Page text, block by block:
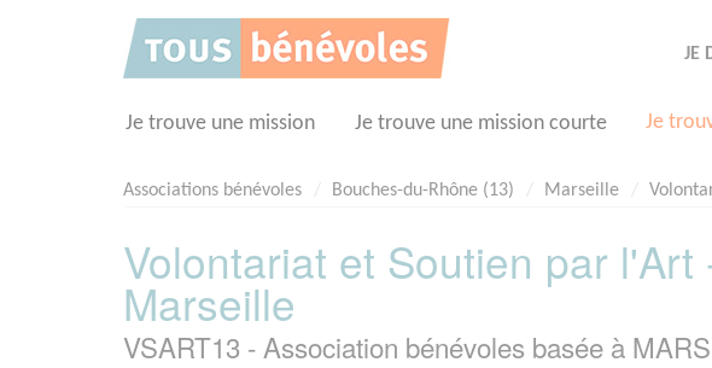
JE
Je trouve une mission Je trouve une mission courte Je
Associations bénévoles Bouches-du-Rhône (13) Marseille
Volontariat et Soutien par l'Art
Marseille
VSART13 - Association bénévoles basée à